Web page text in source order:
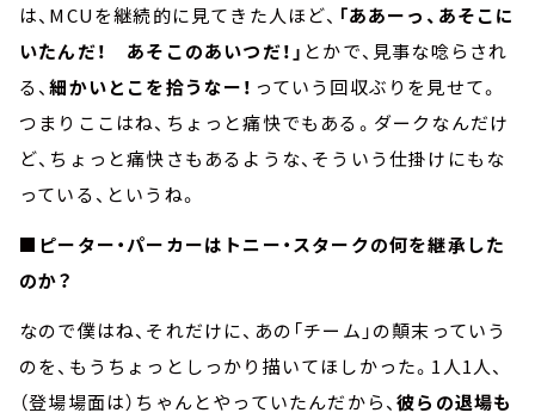
は、MCUを継続的に見てきた人ほど、 「ああーっ、あそこに
いたんだ！ あそこのあいつだ！」 とかで、見事な唸らされ
る、細かいとこを拾うなー！ っていう回収ぶりを見せて。
つまりここはね、ちょっと痛快でもある。ダークなんだけ
ど、ちょっと痛快さもあるような、そういう仕掛けにもな
っている、というね。
■ピーター・パーカーはトニー・スタークの何を継承した
のか？
なので僕はね、それだけに、あの「チーム」の顛末っていう
のを、もうちょっとしっかり描いてほしかった。1人1人、
（登場場面は）ちゃんとやっていたんだから、彼らの退場も